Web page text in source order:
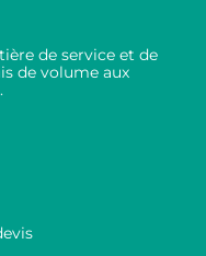
de service et de
de volume aux